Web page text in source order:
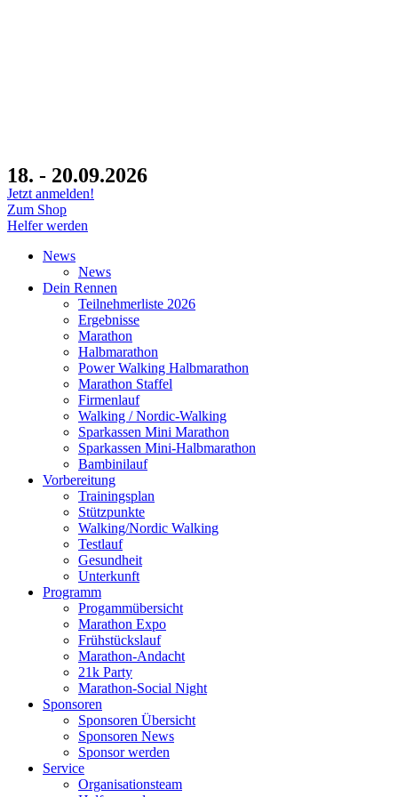
18. - 20.09.2026
Jetzt anmelden!
Zum Shop
Helfer werden
News
News
Dein Rennen
Teilnehmerliste 2026
Ergebnisse
Marathon
Halbmarathon
Power Walking Halbmarathon
Marathon Staffel
Firmenlauf
Walking / Nordic-Walking
Sparkassen Mini Marathon
Sparkassen Mini-Halbmarathon
Bambinilauf
Vorbereitung
Trainingsplan
Stützpunkte
Walking/Nordic Walking
Testlauf
Gesundheit
Unterkunft
Programm
Progammübersicht
Marathon Expo
Frühstückslauf
Marathon-Andacht
21k Party
Marathon-Social Night
Sponsoren
Sponsoren Übersicht
Sponsoren News
Sponsor werden
Service
Organisationsteam